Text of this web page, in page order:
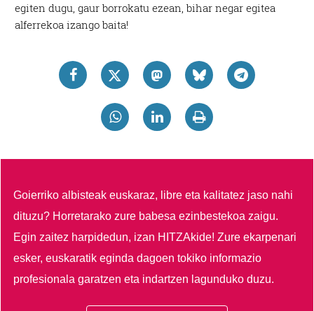
egiten dugu, gaur borrokatu ezean, bihar negar egitea
alferrekoa izango baita!
Goierriko albisteak euskaraz, libre eta kalitatez jaso nahi
dituzu? Horretarako zure babesa ezinbestekoa zaigu.
Egin zaitez harpidedun, izan HITZAkide!Zure ekarpenari
esker, euskaratik eginda dagoen tokiko informazio
profesionala garatzen eta indartzen lagunduko duzu.